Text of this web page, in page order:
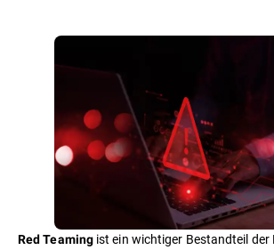
Red Teamingist ein wichtiger Bestandteil der